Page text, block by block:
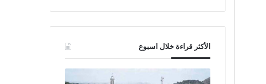
الأكثر قراءة خلال اسبوع